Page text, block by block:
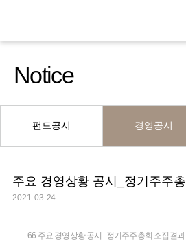
Notice
펀드공시 경영공시
주요 경영상황 공시_정기주주
2021-03-24
66.주요 경영상황 공시_정기주주총회 소집결